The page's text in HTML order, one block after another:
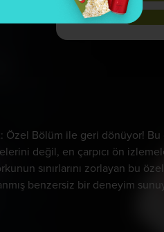
Oyunculuk
Özel Bölüm ile geri dönüyor!
değil, en çarpıcı ön
sınırlarını zorlayan bu
benzersiz bir deneyim